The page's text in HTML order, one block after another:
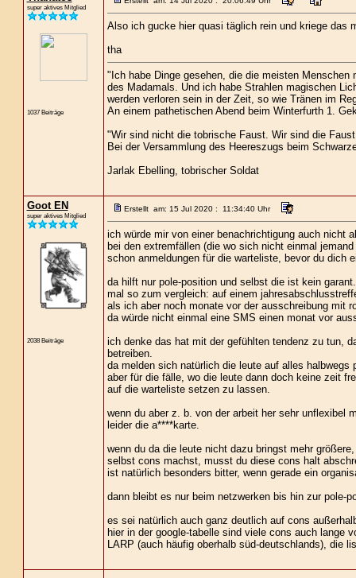
super aktives Mitglied
1037 Beiträge
Also ich gucke hier quasi täglich rein und kriege das
tha
"Ich habe Dinge gesehen, die die meisten
des Madamals. Und ich habe Strahlen magischen
werden verloren sein in der Zeit, so wie Tränen im
An einem pathetischen Abend beim Winterfurth 1.
"Wir sind nicht die tobrische Faust. Wir sind die
Bei der Versammlung des Heereszugs beim
Jarlak Ebelling, tobrischer Soldat
Goot EN
super aktives Mitglied
2038 Beiträge
Erstellt am: 15 Jul 2020 : 11:34:40 Uhr
ich würde mir von einer benachrichtigung auch nicht
bei den extremfällen (die wo sich nicht einmal
schon anmeldungen für die warteliste, bevor du dich
da hilft nur pole-position und selbst die ist kein garant.
mal so zum vergleich: auf einem
als ich aber noch monate vor der ausschreibung mit
da würde nicht einmal eine SMS einen monat vor
ich denke das hat mit der gefühlten tendenz zu tun,
betreiben.
da melden sich natürlich die leute auf alles
aber für die fälle, wo die leute dann doch keine zeit
auf die warteliste setzen zu lassen.
wenn du aber z. b. von der arbeit her sehr unflexibel
leider die a****karte.
wenn du da die leute nicht dazu bringst mehr
selbst cons machst, musst du diese cons halt
ist natürlich besonders bitter, wenn gerade ein
dann bleibt es nur beim netzwerken bis hin zur pole-
es sei natürlich auch ganz deutlich auf cons
hier in der google-tabelle sind viele cons auch lange
LARP (auch häufig oberhalb süd-deutschlands), die